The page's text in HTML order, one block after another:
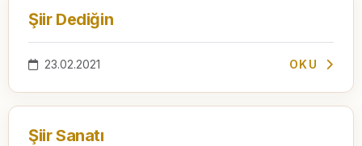
Şiir Dediğin
23.02.2021 OKU
Şiir Sanatı